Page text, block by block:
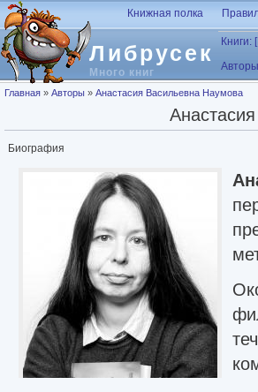
Перейти к основному содержанию
Либрусек
Много книг
Книжная полка
Книги:
Вы здесь
Главная » Авторы » Анастасия Васильевна Наумова
Биография